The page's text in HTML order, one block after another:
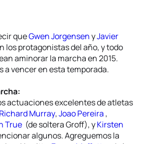
queGwen JorgensenyJavier
los protagonistas del año, y todo
aminorar la marcha en 2015.
a vencer en esta temporada.
actuaciones excelentes de atletas
Richard Murray,Joao Pereira ,
True (de soltera Groff), yKirsten
algunos. Agreguemos la